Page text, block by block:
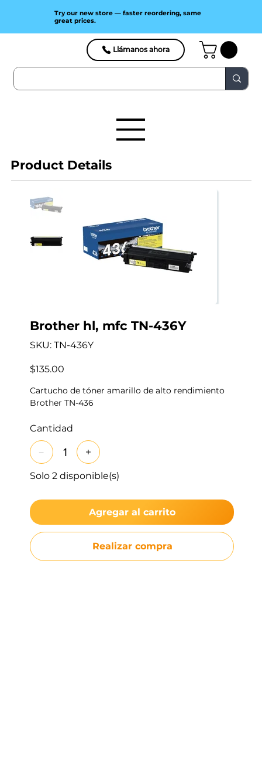
Llámanos ahora
Try our new store — faster reordering, same
great prices.
Product Details
Brother hl, mfc TN-436Y
SKU: SKU
TN-
TN-436Y
Precio
$135.00
Cartucho de tóner amarillo de alto rendimiento
Brother TN-436
Cantidad
Solo 2 disponible(s)
Agregar al carrito
Realizar compra